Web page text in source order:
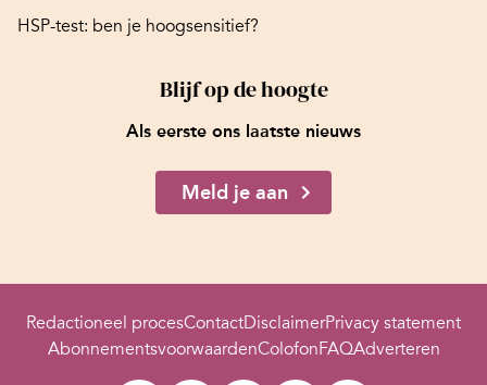
HSP-test: ben je hoogsensitief?
Blijf op de hoogte
Als eerste ons laatste nieuws
Meld je aan
Redactioneel procesContactDisclaimerPrivacy statement
AbonnementsvoorwaardenColofonFAQAdverteren